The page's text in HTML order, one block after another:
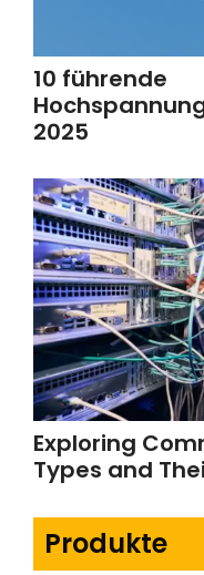
10 führende
2025
Exploring
Types and
Produkte